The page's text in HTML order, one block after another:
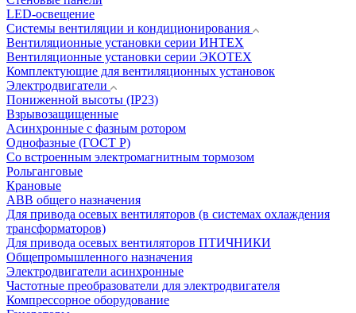
LED-освещение
Системы вентиляции и кондиционирования
Вентиляционные установки серии ИНТЕХ
Вентиляционные установки серии ЭКОТЕХ
Комплектующие для вентиляционных установок
Электродвигатели
Пониженной высоты (IP23)
Взрывозащищенные
Асинхронные с фазным ротором
Однофазные (ГОСТ Р)
Со встроенным электромагнитным тормозом
Рольганговые
Крановые
АВВ общего назначения
Для привода осевых вентиляторов (в системах охлаждения
трансформаторов)
Для привода осевых вентиляторов ПТИЧНИКИ
Общепромышленного назначения
Электродвигатели асинхронные
Частотные преобразователи для электродвигателя
Компрессорное оборудование